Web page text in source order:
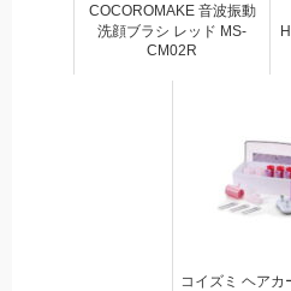
COCOROMAKE 音波振動
洗顔ブラシ レッド MS-
CM02R
コイズミ ヘアカ